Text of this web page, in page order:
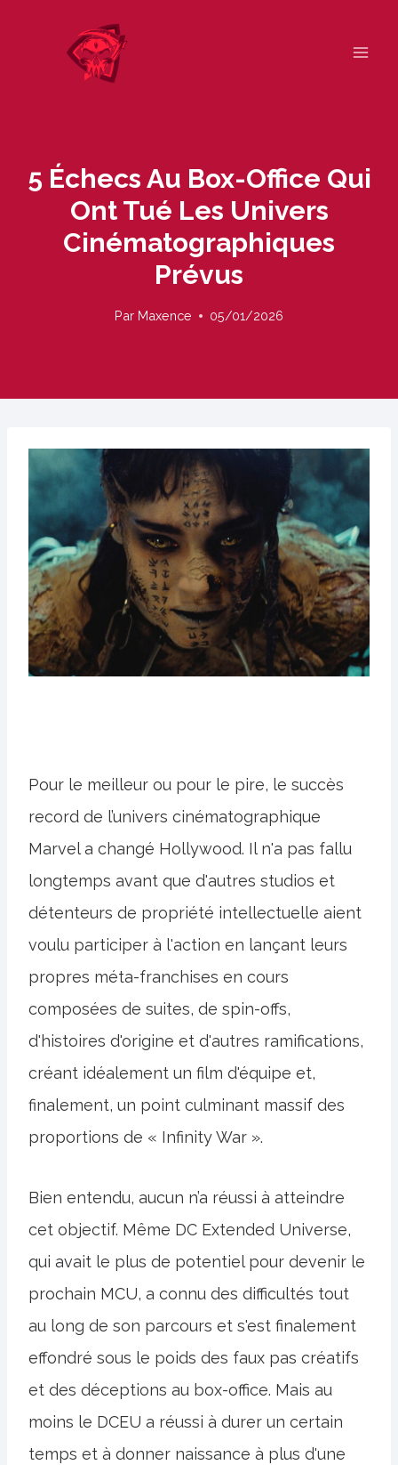
5 Échecs Au Box-Office Qui
Ont Tué Les Univers
Cinématographiques
Prévus
Par Maxence 05/01/2026
Pour le meilleur ou pour le pire, le succès
record de l’univers cinématographique
Marvel a changé Hollywood. Il n'a pas fallu
longtemps avant que d'autres studios et
détenteurs de propriété intellectuelle aient
voulu participer à l'action en lançant leurs
propres méta-franchises en cours
composées de suites, de spin-offs,
d'histoires d'origine et d'autres ramifications,
créant idéalement un film d'équipe et,
finalement, un point culminant massif des
proportions de « Infinity War ».
Bien entendu, aucun n’a réussi à atteindre
cet objectif. Même DC Extended Universe,
qui avait le plus de potentiel pour devenir le
prochain MCU, a connu des difficultés tout
au long de son parcours et s'est finalement
effondré sous le poids des faux pas créatifs
et des déceptions au box-office. Mais au
moins le DCEU a réussi à durer un certain
temps et à donner naissance à plus d'une